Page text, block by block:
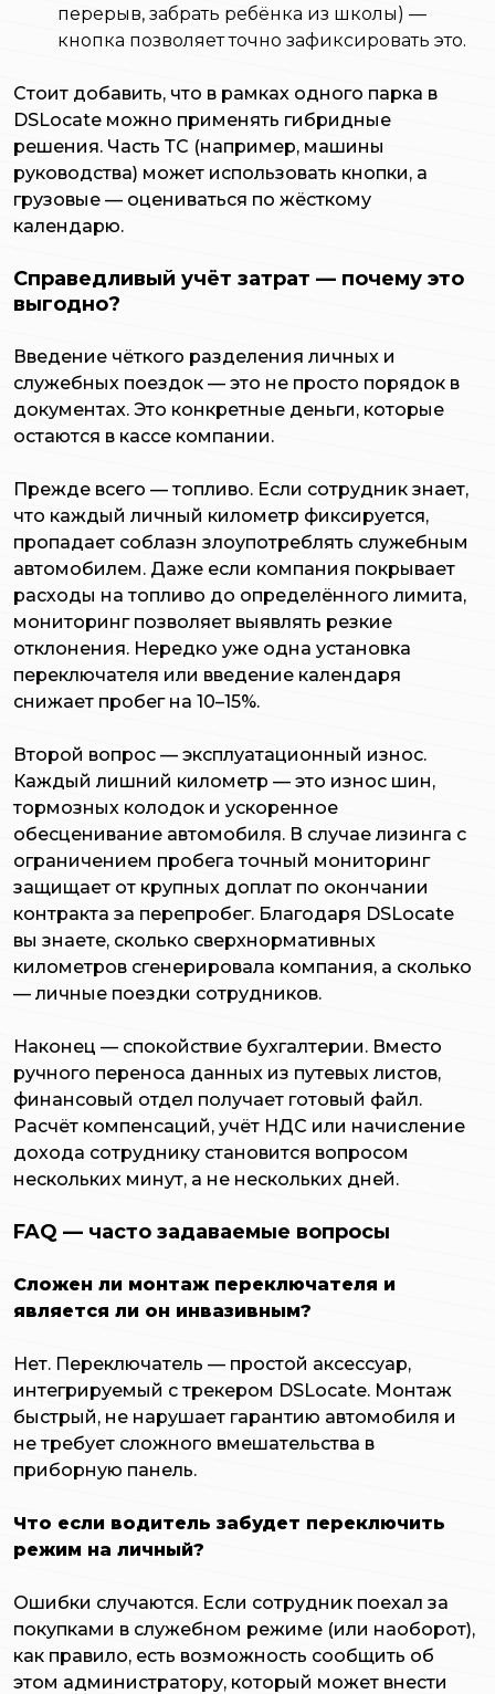
перерыв, забрать ребёнка из школы) —
кнопка позволяет точно зафиксировать это.
Стоит добавить, что в рамках одного парка в
DSLocate можно применять гибридные
решения. Часть ТС (например, машины
руководства) может использовать кнопки, а
грузовые — оцениваться по жёсткому
календарю.
Справедливый учёт затрат — почему это
выгодно?
Введение чёткого разделения личных и
служебных поездок — это не просто порядок в
документах. Это конкретные деньги, которые
остаются в кассе компании.
Прежде всего — топливо. Если сотрудник знает,
что каждый личный километр фиксируется,
пропадает соблазн злоупотреблять служебным
автомобилем. Даже если компания покрывает
расходы на топливо до определённого лимита,
мониторинг позволяет выявлять резкие
отклонения. Нередко уже одна установка
переключателя или введение календаря
снижает пробег на 10–15%.
Второй вопрос — эксплуатационный износ.
Каждый лишний километр — это износ шин,
тормозных колодок и ускоренное
обесценивание автомобиля. В случае лизинга с
ограничением пробега точный мониторинг
защищает от крупных доплат по окончании
контракта за перепробег. Благодаря DSLocate
вы знаете, сколько сверхнормативных
километров сгенерировала компания, а сколько
— личные поездки сотрудников.
Наконец — спокойствие бухгалтерии. Вместо
ручного переноса данных из путевых листов,
финансовый отдел получает готовый файл.
Расчёт компенсаций, учёт НДС или начисление
дохода сотруднику становится вопросом
нескольких минут, а не нескольких дней.
FAQ — часто задаваемые вопросы
Сложен ли монтаж переключателя и
является ли он инвазивным?
Нет. Переключатель — простой аксессуар,
интегрируемый с трекером DSLocate. Монтаж
быстрый, не нарушает гарантию автомобиля и
не требует сложного вмешательства в
приборную панель.
Что если водитель забудет переключить
режим на личный?
Ошибки случаются. Если сотрудник поехал за
покупками в служебном режиме (или наоборот),
как правило, есть возможность сообщить об
этом администратору, который может внести